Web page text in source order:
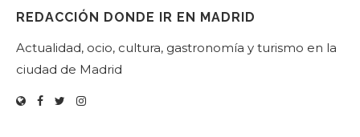
REDACCIÓN DONDE IR EN MADRID
Actualidad, ocio, cultura, gastronomía y turismo en la
ciudad de Madrid